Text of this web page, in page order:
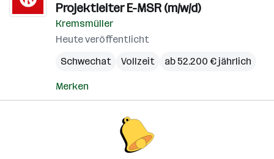
Projektleiter E-MSR (m/w/d)
Kremsmüller
Heute veröffentlicht
Schwechat
Vollzeit ab 52.200 € jährlich
Merken